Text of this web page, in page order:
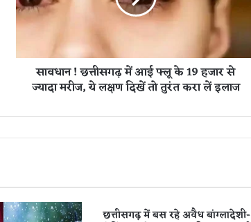
छ
त्ती
ग
ई
ह
जा
र
सावधान ! छत्तीसगढ़ में आई फ्लू के 19 हजार से
ज्यादा मरीज, ये लक्षण दिखें तो तुरंत करा लें इलाज
छत्तीसगढ़ में बस रहे अवैध बांग्लादेशी-